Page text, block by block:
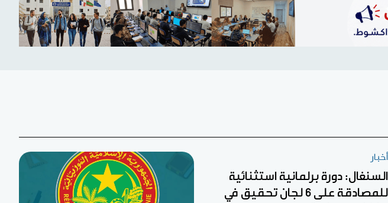
أخبار
السنغال: دورة برلمانية استثنائية
للمصادقة على 6 لجان تحقيق في